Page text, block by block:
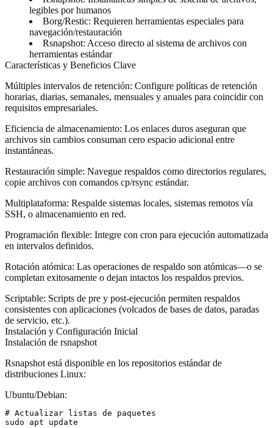
legibles por humanos
Borg/Restic: Requieren herramientas especiales para
navegación/restauración
Rsnapshot: Acceso directo al sistema de archivos con
herramientas estándar
Características y Beneficios Clave
Múltiples intervalos de retención: Configure políticas de retención
horarias, diarias, semanales, mensuales y anuales para coincidir con
requisitos empresariales.
Eficiencia de almacenamiento: Los enlaces duros aseguran que
archivos sin cambios consuman cero espacio adicional entre
instantáneas.
Restauración simple: Navegue respaldos como directorios regulares,
copie archivos con comandos cp/rsync estándar.
Multiplataforma: Respalde sistemas locales, sistemas remotos vía
SSH, o almacenamiento en red.
Programación flexible: Integre con cron para ejecución automatizada
en intervalos definidos.
Rotación atómica: Las operaciones de respaldo son atómicas—o se
completan exitosamente o dejan intactos los respaldos previos.
Scriptable: Scripts de pre y post-ejecución permiten respaldos
consistentes con aplicaciones (volcados de bases de datos, paradas
de servicio, etc.).
Instalación y Configuración Inicial
Instalación de rsnapshot
Rsnapshot está disponible en los repositorios estándar de
distribuciones Linux:
Ubuntu/Debian:
# Actualizar listas de paquetes
sudo apt update